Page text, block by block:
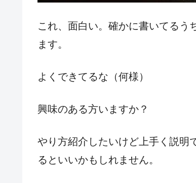
これ、面白い。確かに書いてるう
ます。
よくできてるな（何様）
興味のある方いますか？
やり方紹介したいけど上手く説明
るといいかもしれません。